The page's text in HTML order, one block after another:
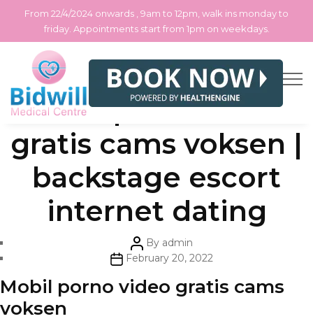
Skip
the
From 22/4/2024 onwards , 9am to 12pm, walk ins monday to
friday. Appointments start from 1pm on weekdays.
Categories
Uncategorized
Mobil porno video
gratis cams voksen |
backstage escort
internet dating
Post
author
By admin
PostFebruary 20, 2022
Mobil porno video gratis cams
voksen